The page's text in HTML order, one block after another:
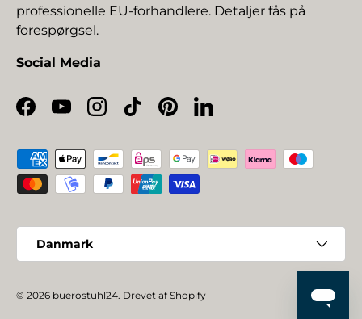
professionelle EU-forhandlere. Detaljer fås på
forespørgsel.
Social Media
Facebook
YouTubeInstagram
TikTokPinterestLinkedIn
Betalingsmetoder
Danmark
© 2026 buerostuhl24. Drevet af Shopify